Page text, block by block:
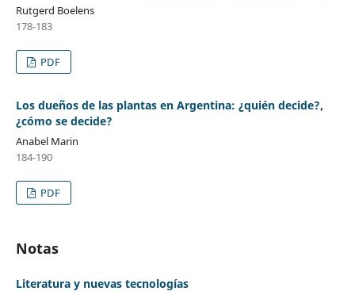
Rutgerd Boelens
178-183
PDF
Los dueños de las plantas en Argentina: ¿quién decide?,
¿cómo se decide?
Anabel Marin
184-190
PDF
Notas
Literatura y nuevas tecnologías